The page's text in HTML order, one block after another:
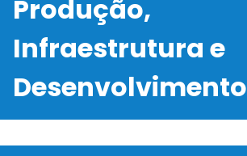
Produção,
Infraestrutura e
Desenvolvimento